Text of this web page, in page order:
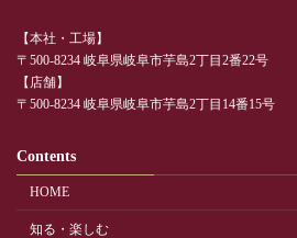
【本社・工場】
〒500-8234 岐阜県岐阜市芋島2丁目2番22号
【店舗】
〒500-8234 岐阜県岐阜市芋島2丁目14番15号
Contents
HOME
知る・楽しむ